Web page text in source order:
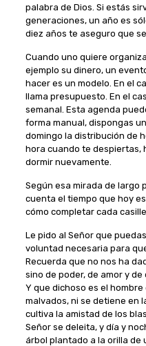
palabra de Dios. Si estás
generaciones, un año es
diez años te aseguro que
Cuando uno quiere
ejemplo su dinero, un
hacer es un modelo. En el
llama presupuesto. En el
semanal. Esta agenda
forma manual, dispongas
domingo la distribución de
hora cuando te despiertas,
dormir nuevamente.
Según esa mirada de largo
cuenta el tiempo que hoy
cómo completar cada
Le pido al Señor que
voluntad necesaria para
Recuerda que no nos ha
sino de poder, de amor y de
Y que dichoso es el
malvados, ni se detiene en
cultiva la amistad de los
Señor se deleita, y día y
árbol plantado a la orilla de